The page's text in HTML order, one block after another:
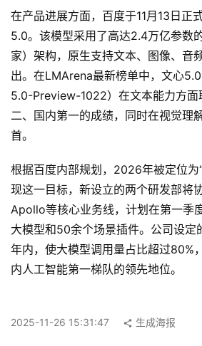
服
务
A
工
具
箱
A
I
导
登录 注册
在产品进展方面，百度于11月13日正
5.0。该模型采用了高达2.4万亿参数
家）架构，原生支持文本、图像、音
出。在LMArena最新榜单中，文心
5.0-Preview-1022）在文本能力方面
二、国内第一的成绩，同时在视觉理
首。
根据百度内部规划，2026年被定位为
现这一目标，新设立的两个研发部将
Apollo等核心业务线，计划在第一季
大模型和50余个场景插件。公司设定
年内，使大模型调用量占比超过80%
内人工智能第一梯队的领先地位。
2025-11-26 15:31:47 生成海报